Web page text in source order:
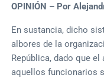
OPINIÓN – Por
En sustancia, dicho
albores de la
República, dado que
aquellos funcionarios